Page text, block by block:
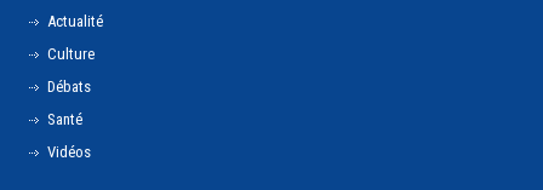
Actualité
Culture
Débats
Santé
Vidéos